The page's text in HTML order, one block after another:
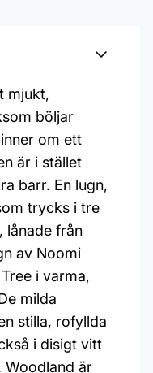
mjukt,
böljar
om ett
är i stället
barr. En lugn,
trycks i tre
lånade från
av Noomi
i varma,
milda
stilla, rofyllda
i disigt vitt
är